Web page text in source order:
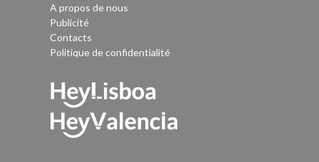
A propos de nous
Publicité
Contacts
Politique de confidentialité